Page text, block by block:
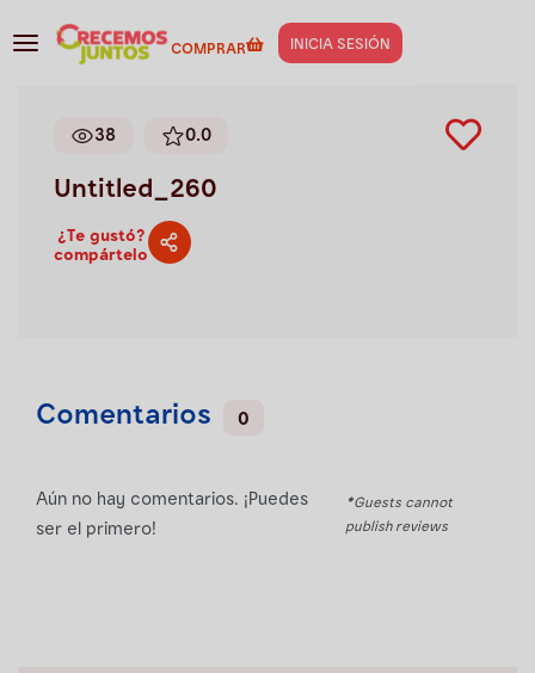
COMPRAR INICIA SESIÓN
Gestión de negocios>Untitled_260
38 0.0
Untitled_260
¿Te gustó?
compártelo
Comentarios 0
Aún no hay comentarios. ¡Puedes
ser el primero!
*Guests cannot
publish reviews